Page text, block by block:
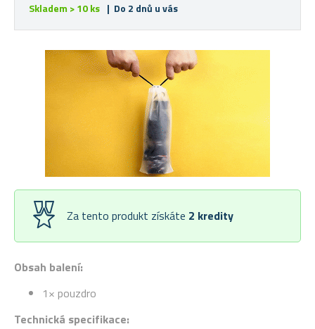
Obsah balení:
1× pouzdro
Technická specifikace:
Skladem > 10 ks | Do 2 dnů u vás
Za tento produkt získáte 2 kredity